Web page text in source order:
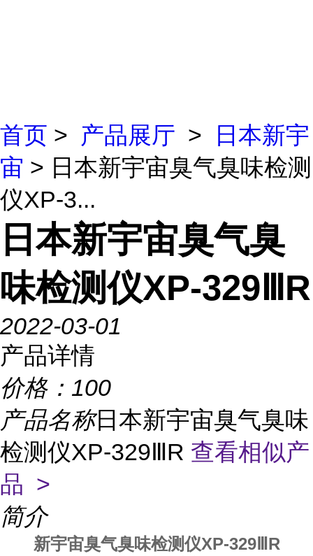
首页 > 产品展厅 >
日本新宇
宙 > 日本新宇宙臭气臭味检测
仪XP-3...
日本新宇宙臭气臭
味检测仪XP-329ⅢR
2022-03-01
产品详情
价格： 100
产品名称日本新宇宙臭气臭味
检测仪XP-329ⅢR 查看相似产
品 >
简介
新宇宙臭气臭味检测仪XP-329ⅢR